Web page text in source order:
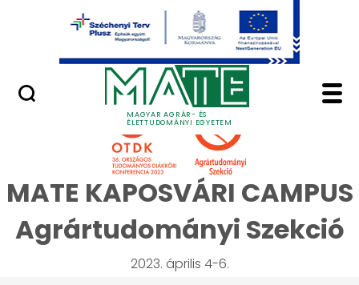
Ugrás a fő tartalomhoz
MAGYAR AGRÁR- ÉS
ÉLETTUDOMÁNYI EGYETEM
Minőségügy
36. OTDK
MATE KAPOSVÁRI CAMPUS
Agrártudományi Szekció
2023. április 4-6.